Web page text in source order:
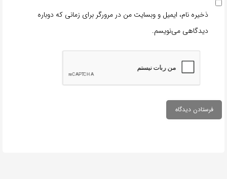
ذخیره نام، ایمیل و وبسایت من در مرورگر برای زمانی که دوباره
دیدگاهی می‌نویسم.